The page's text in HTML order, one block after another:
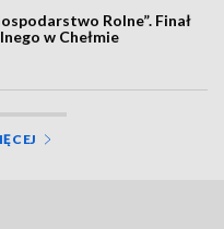
Rolne”. Finał
w Chełmie